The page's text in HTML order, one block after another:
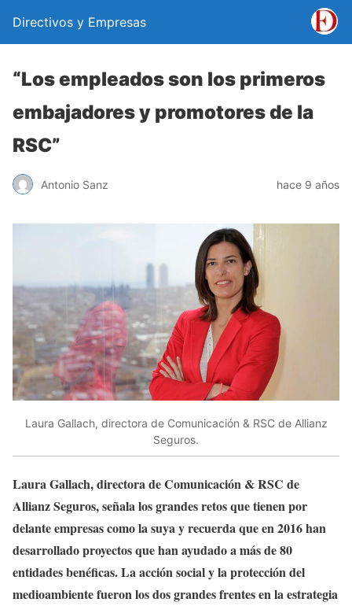
Directivos y Empresas
“Los empleados son los primeros
embajadores y promotores de la
RSC”
Antonio Sanz hace 9 años
Laura Gallach, directora de Comunicación & RSC de Allianz
Seguros.
Laura Gallach, directora de Comunicación & RSC de
Allianz Seguros, señala los grandes retos que tienen por
delante empresas como la suya y recuerda que en 2016 han
desarrollado proyectos que han ayudado a más de 80
entidades benéficas. La acción social y la protección del
medioambiente fueron los dos grandes frentes en la estrategia